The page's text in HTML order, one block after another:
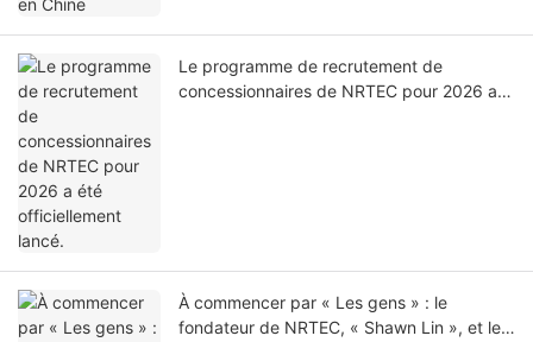
Le programme de recrutement de
concessionnaires de NRTEC pour 2026 a
À commencer par « Les gens » : le
fondateur de NRTEC, « Shawn Lin », et le